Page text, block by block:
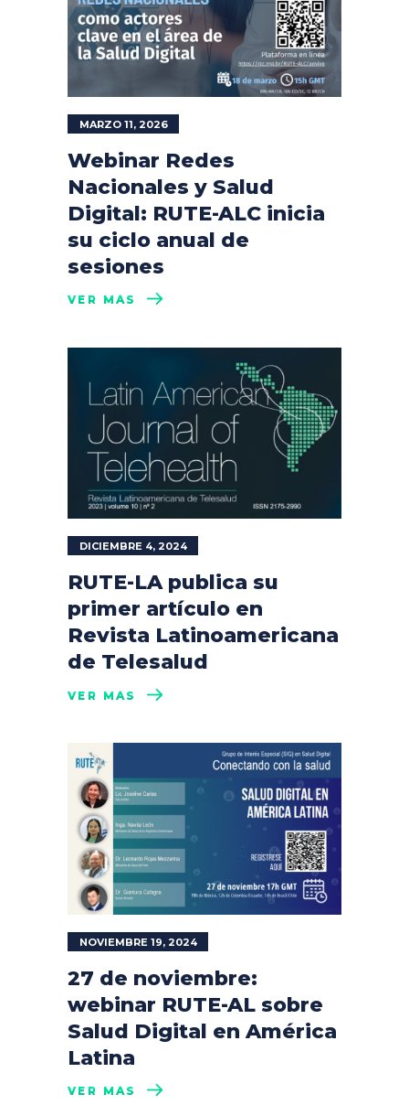
MARZO 11, 2026
Webinar Redes
Nacionales y Salud
Digital: RUTE-ALC inicia
su ciclo anual de
sesiones
VER MÁS
DICIEMBRE 4, 2024
RUTE-LA publica su
primer artículo en
Revista Latinoamericana
de Telesalud
VER MÁS
NOVIEMBRE 19, 2024
27 de noviembre:
webinar RUTE-AL sobre
Salud Digital en América
Latina
VER MÁS